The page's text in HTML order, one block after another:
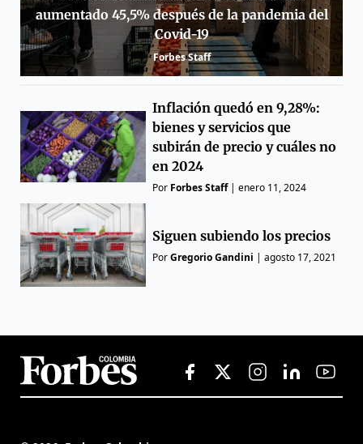
aumentado 45,5% después de la pandemia del
Covid-19
Forbes Staff
Inflación quedó en 9,28%:
bienes y servicios que
subirán de precio y cuáles no
en 2024
Por Forbes Staff|enero 11, 2024
Siguen subiendo los precios
PorGregorio Gandini |agosto 17, 2021